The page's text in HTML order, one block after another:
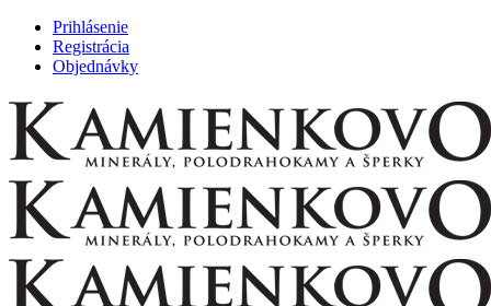
Prihlásenie
Registrácia
Objednávky